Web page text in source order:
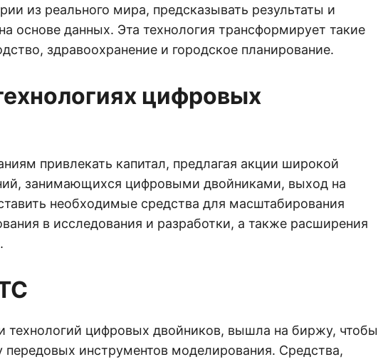
из реального мира, предсказывать результаты и
основе данных. Эта технология трансформирует такие
здравоохранение и городское планирование.
цифровых
привлекать капитал, предлагая акции широкой
занимающихся цифровыми двойниками, выход на
необходимые средства для масштабирования
в исследования и разработки, а также расширения
технологий цифровых двойников, вышла на биржу, чтобы
передовых инструментов моделирования. Средства,